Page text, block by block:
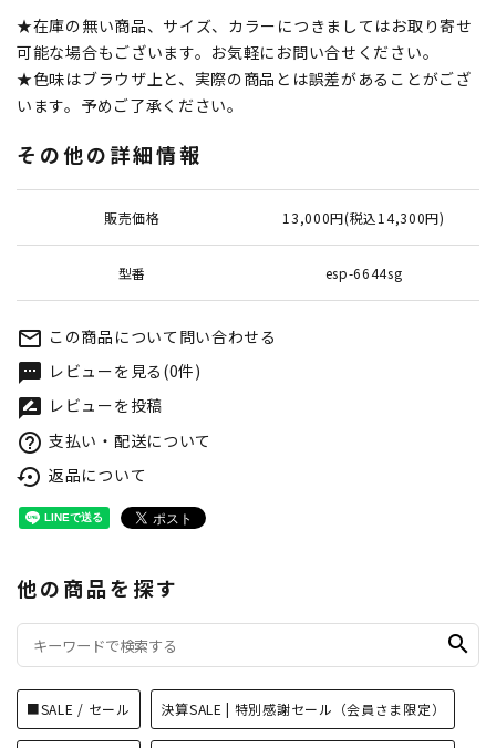
★在庫の無い商品、サイズ、カラーにつきましてはお取り寄せ
可能な場合もございます。お気軽にお問い合せください。
★色味はブラウザ上と、実際の商品とは誤差があることがござ
います。予めご了承ください。
その他の詳細情報
販売価格 13,000円(税込14,300円)
型番 esp-6644sg
mail_outline この商品について問い合わせる
textsms レビューを見る(0件)
rate_review レビューを投稿
help_outline 支払い・配送について
settings_backup_restore 返品について
他の商品を探す
search
■SALE / セール 決算SALE | 特別感謝セール（会員さま限定）